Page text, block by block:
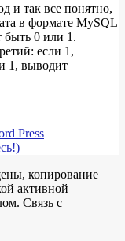
и так все понятно,
в формате MySQL
быть 0 или 1.
если 1,
1, выводит
Press
копирование
активной
Связь с